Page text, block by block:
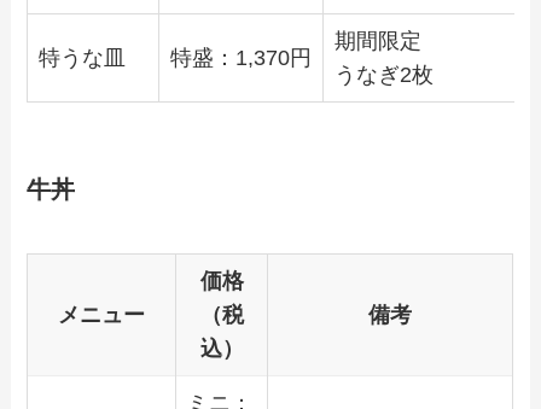
特うな皿 特盛： 1,370円
期間限定
うなぎ2枚
牛丼
メニュー
価格
（税
込）
備考
ミニ：